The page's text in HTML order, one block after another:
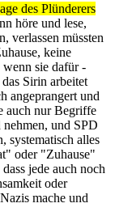
des Plünderers
höre und lese,
verlassen müssten
keine
sie dafür -
Sirin arbeitet
angeprangert und
auch nur Begriffe
und SPD
systematisch alles
oder "Zuhause"
jede auch noch
oder
mache und